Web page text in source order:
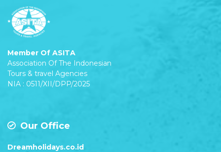
Member Of ASITA
Association Of The Indonesian
Tours & travel Agencies
NIA : 0511/XII/DPP/2025
Our Office
Dreamholidays.co.id